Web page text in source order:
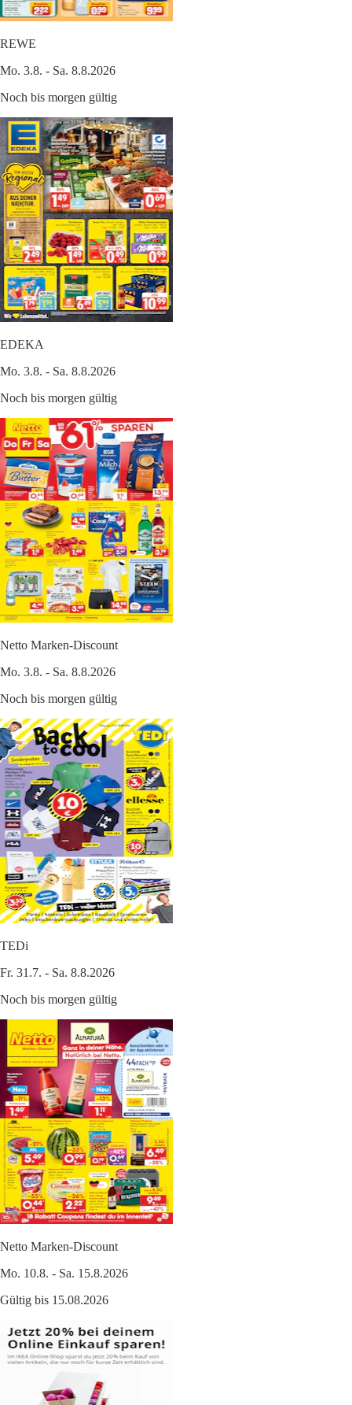
REWE
Mo. 3.8. - Sa. 8.8.2026
Noch bis morgen gültig
EDEKA
Mo. 3.8. - Sa. 8.8.2026
Noch bis morgen gültig
Netto Marken-Discount
Mo. 3.8. - Sa. 8.8.2026
Noch bis morgen gültig
TEDi
Fr. 31.7. - Sa. 8.8.2026
Noch bis morgen gültig
Netto Marken-Discount
Mo. 10.8. - Sa. 15.8.2026
Gültig bis 15.08.2026